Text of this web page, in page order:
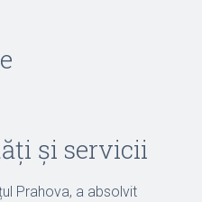
și servicii
Prahova, a absolvit